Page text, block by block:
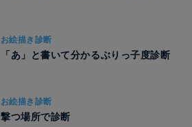
お絵描き診断
「あ」と書いて分かるぶりっ子度診断
お絵描き診断
撃つ場所で診断